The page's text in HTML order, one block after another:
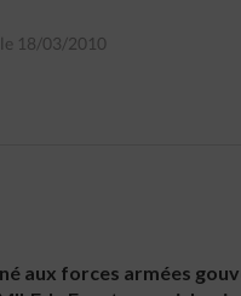
18/03/2010
aux forces armées